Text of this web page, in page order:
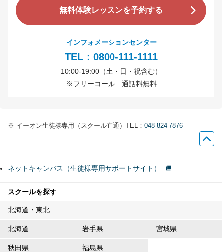
無料体験レッスンを予約する
インフォメーションセンター
TEL：0800-111-1111
10:00-19:00（土・日・祝含む）
※フリーコール 通話料無料
※ イーオン生徒様専用（スクール直通）TEL： 048-824-7876
ネットキャンパス（生徒様専用サポートサイト）
スクールを探す
北海道・東北
北海道 岩手県 宮城県
秋田県 福島県